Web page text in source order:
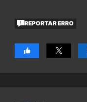
REPORTAR ERRO